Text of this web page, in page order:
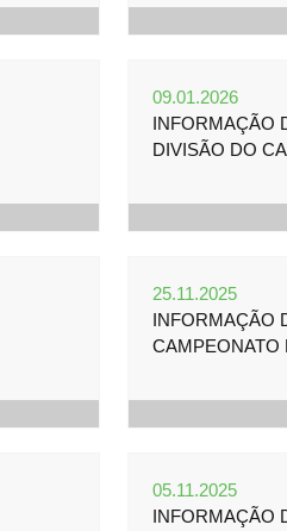
09.01.2026
INFORMAÇÃO
DIVISÃO DO
25.11.2025
INFORMAÇÃO
CAMPEONATO
05.11.2025
INFORMAÇÃO